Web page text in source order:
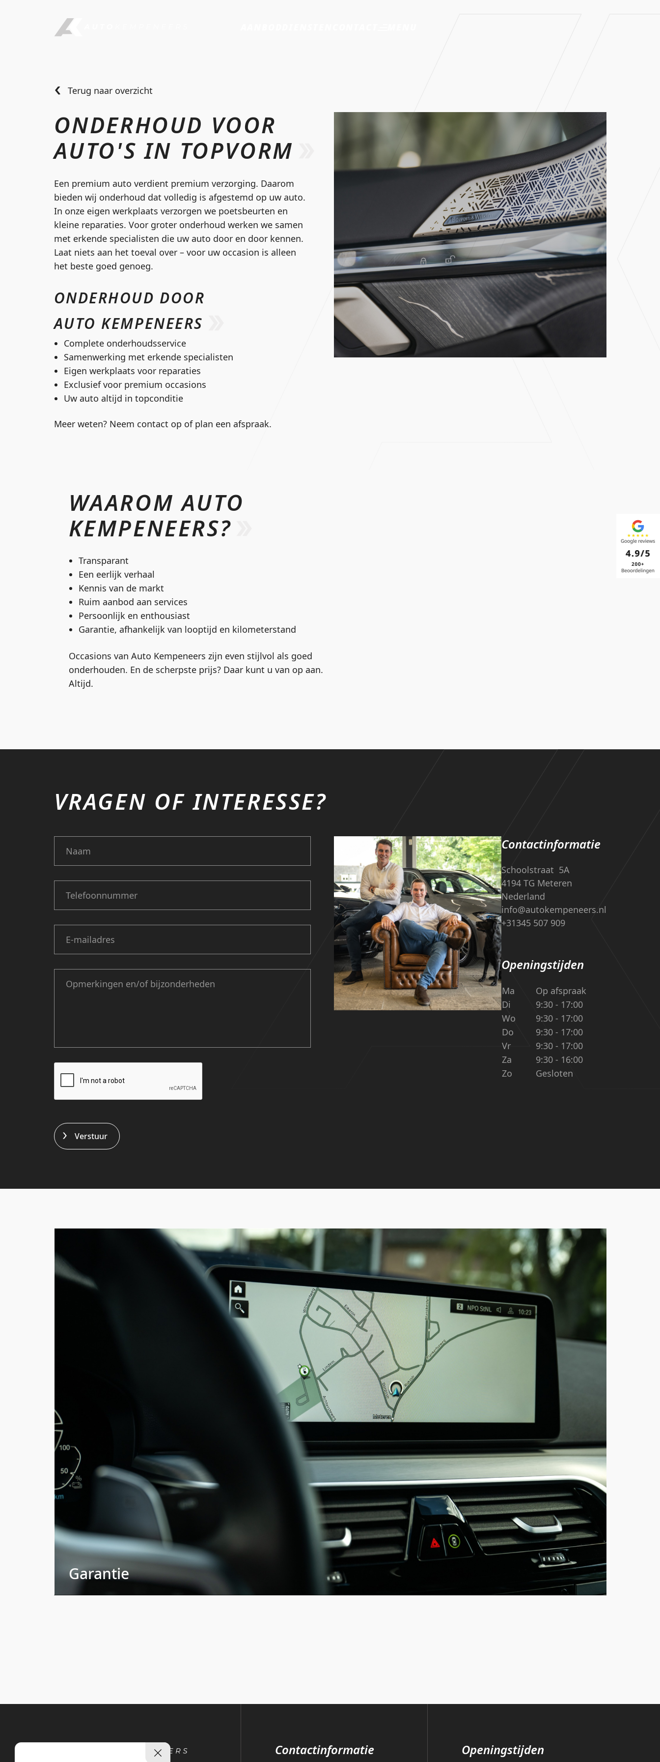
Aanbod
Diensten
Over ons
Verkocht
Contact
info@autokempeneers.nl
+31345 507 909
4194 TG Meteren Nederland
Terug naar overzicht
ONDERHOUD VOOR
AUTO'S IN TOPVORM
Een premium auto verdient premium verzorging. Daarom
bieden wij onderhoud dat volledig is afgestemd op uw auto.
In onze eigen werkplaats verzorgen we poetsbeurten en
kleine reparaties. Voor groter onderhoud werken we samen
met erkende specialisten die uw auto door en door kennen.
Laat niets aan het toeval over – voor uw occasion is alleen
het beste goed genoeg.
ONDERHOUD DOOR
AUTO KEMPENEERS
Complete onderhoudsservice
Samenwerking met erkende specialisten
Eigen werkplaats voor reparaties
Exclusief voor premium occasions
Uw auto altijd in topconditie
Meer weten? Neem contact op of plan een afspraak.
WAAROM AUTO
KEMPENEERS?
Transparant
Een eerlijk verhaal
Kennis van de markt
Ruim aanbod aan services
Persoonlijk en enthousiast
Garantie, afhankelijk van looptijd en kilometerstand
Occasions van Auto Kempeneers zijn even stijlvol als goed
onderhouden. En de scherpste prijs? Daar kunt u van op aan.
Altijd.
VRAGEN OF INTERESSE?
Verstuur
Contactinformatie
Schoolstraat 5A
4194 TG Meteren
Nederland
info@autokempeneers.nl
+31345 507 909
Openingstijden
Ma
Op afspraak
Di
9:30 - 17:00
Wo
9:30 - 17:00
Do
9:30 - 17:00
Vr
9:30 - 17:00
Za
9:30 - 16:00
Zo
Gesloten
Garantie
Contactinformatie Openingstijden